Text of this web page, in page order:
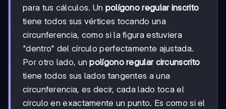
para tus cálculos. Un polígono regular inscrito
tiene todos sus vértices tocando una
circunferencia, como si la figura estuviera
"dentro" del círculo perfectamente ajustada.
Por otro lado, unpolígono regular circunscrito
tiene todos sus lados tangentes a una
circunferencia, es decir, cada lado toca el
círculo en exactamente un punto. Es como si el